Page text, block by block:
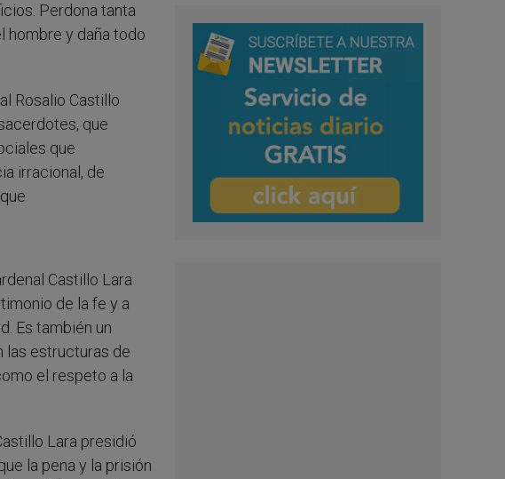
Perdona tanta
hombre y daña todo
Rosalio Castillo
que
que
irracional, de
Castillo Lara
de la fe y a
Es también un
las estructuras de
el respeto a la
Lara presidió
la pena y la prisión